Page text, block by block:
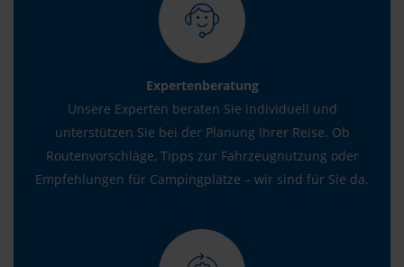
Expertenberatung
Unsere Experten beraten Sie individuell und
unterstützen Sie bei der Planung Ihrer Reise. Ob
Routenvorschläge, Tipps zur Fahrzeugnutzung oder
Empfehlungen für Campingplätze – wir sind für Sie da.